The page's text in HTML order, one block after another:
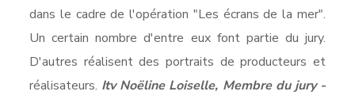
dans le cadre de l'opération "Les écrans de la mer".
Un certain nombre d'entre eux font partie du jury.
D'autres réalisent des portraits de producteurs et
réalisateurs. Itv Noëline Loiselle, Membre du jury -